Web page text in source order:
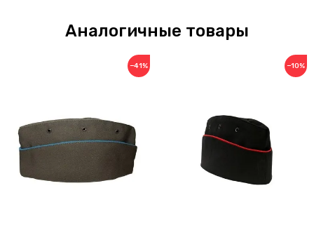
Аналогичные товары
−41% −10%